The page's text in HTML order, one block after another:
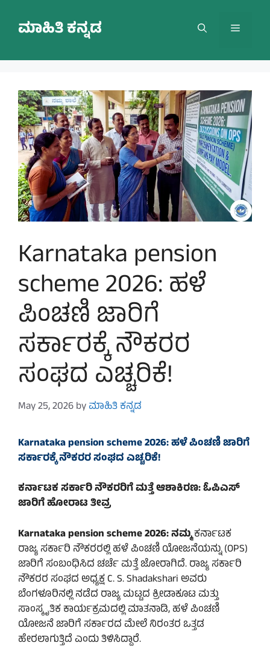
contentಮಾಹಿತಿ ಕನ್ನಡ Menu
Karnataka pension
scheme 2026: ಹಳೆ
ಪಿಂಚಣಿ ಜಾರಿಗೆ
ಸರ್ಕಾರಕ್ಕೆ ನೌಕರರ
ಸಂಘದ ಎಚ್ಚರಿಕೆ!
May 25, 2026byಮಾಹಿತಿ ಕನ್ನಡ
Karnataka pension scheme 2026: ಹಳೆ ಪಿಂಚಣಿ ಜಾರಿಗೆ
ಸರ್ಕಾರಕ್ಕೆ ನೌಕರರ ಸಂಘದ ಎಚ್ಚರಿಕೆ!
ಕರ್ನಾಟಕ ಸರ್ಕಾರಿ ನೌಕರರಿಗೆ ಮತ್ತೆ ಆಶಾಕಿರಣ: ಓಪಿಎಸ್
ಜಾರಿಗೆ ಹೋರಾಟ ತೀವ್ರ
Karnataka pension scheme 2026: ನಮ್ಮಕರ್ನಾಟಕ
ರಾಜ್ಯ ಸರ್ಕಾರಿ ನೌಕರರಲ್ಲಿ ಹಳೆ ಪಿಂಚಣಿ ಯೋಜನೆಯನ್ನು (OPS)
ಜಾರಿಗೆ ಸಂಬಂಧಿಸಿದ ಚರ್ಚೆ ಮತ್ತೆ ಜೋರಾಗಿದೆ. ರಾಜ್ಯ ಸರ್ಕಾರಿ
ನೌಕರರ ಸಂಘದ ಅಧ್ಯಕ್ಷ C. S. Shadakshari ಅವರು
ಬೆಂಗಳೂರಿನಲ್ಲಿ ನಡೆದ ರಾಜ್ಯ ಮಟ್ಟದ ಕ್ರೀಡಾಕೂಟ ಮತ್ತು
ಸಾಂಸ್ಕೃತಿಕ ಕಾರ್ಯಕ್ರಮದಲ್ಲಿ ಮಾತನಾಡಿ, ಹಳೆ ಪಿಂಚಣಿ
ಯೋಜನೆ ಜಾರಿಗೆ ಸರ್ಕಾರದ ಮೇಲೆ ನಿರಂತರ ಒತ್ತಡ
ಹೇರಲಾಗುತ್ತಿದೆ ಎಂದು ತಿಳಿಸಿದ್ದಾರೆ.